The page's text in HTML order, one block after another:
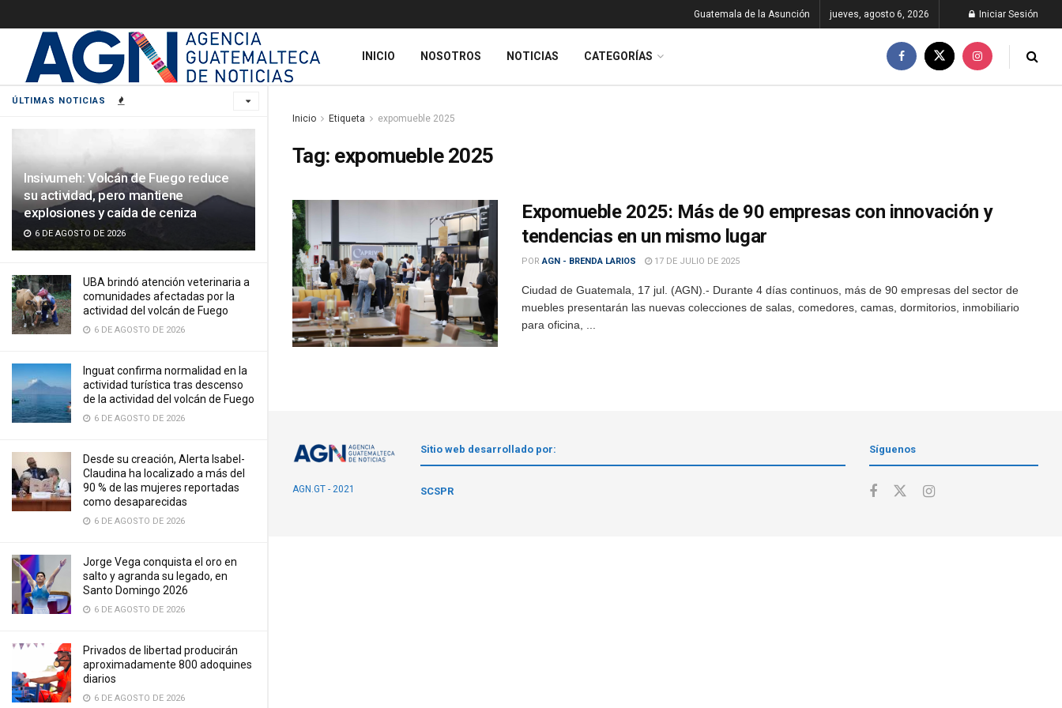
ÚLTIMAS NOTICIAS
Insivumeh: Volcán de Fuego reduce
su actividad, pero mantiene
explosiones y caída de ceniza
6 DE AGOSTO DE 2026
UBA brindó atención veterinaria a
comunidades afectadas por la
actividad del volcán de Fuego
6 DE AGOSTO DE 2026
Inguat confirma normalidad en la
actividad turística tras descenso
de la actividad del volcán de Fuego
6 DE AGOSTO DE 2026
Desde su creación, Alerta Isabel-
Claudina ha localizado a más del
90 % de las mujeres reportadas
como desaparecidas
6 DE AGOSTO DE 2026
Jorge Vega conquista el oro en
salto y agranda su legado, en
Santo Domingo 2026
6 DE AGOSTO DE 2026
Privados de libertad producirán
aproximadamente 800 adoquines
diarios
6 DE AGOSTO DE 2026
Guatemala de la Asunción jueves, agosto 6, 2026 Iniciar Sesión
INICIO NOSOTROS NOTICIAS CATEGORÍAS
Inicio Etiqueta expomueble 2025
Tag: expomueble 2025
Expomueble 2025: Más de 90 empresas con innovación y
tendencias en un mismo lugar
POR AGN - BRENDA LARIOS 17 DE JULIO DE 2025
Ciudad de Guatemala, 17 jul. (AGN).- Durante 4 días continuos, más de 90 empresas del sector de
muebles presentarán las nuevas colecciones de salas, comedores, camas, dormitorios, inmobiliario
para oficina, ...
AGN.GT - 2021
Sitio web desarrollado por:
SCSPR
Síguenos